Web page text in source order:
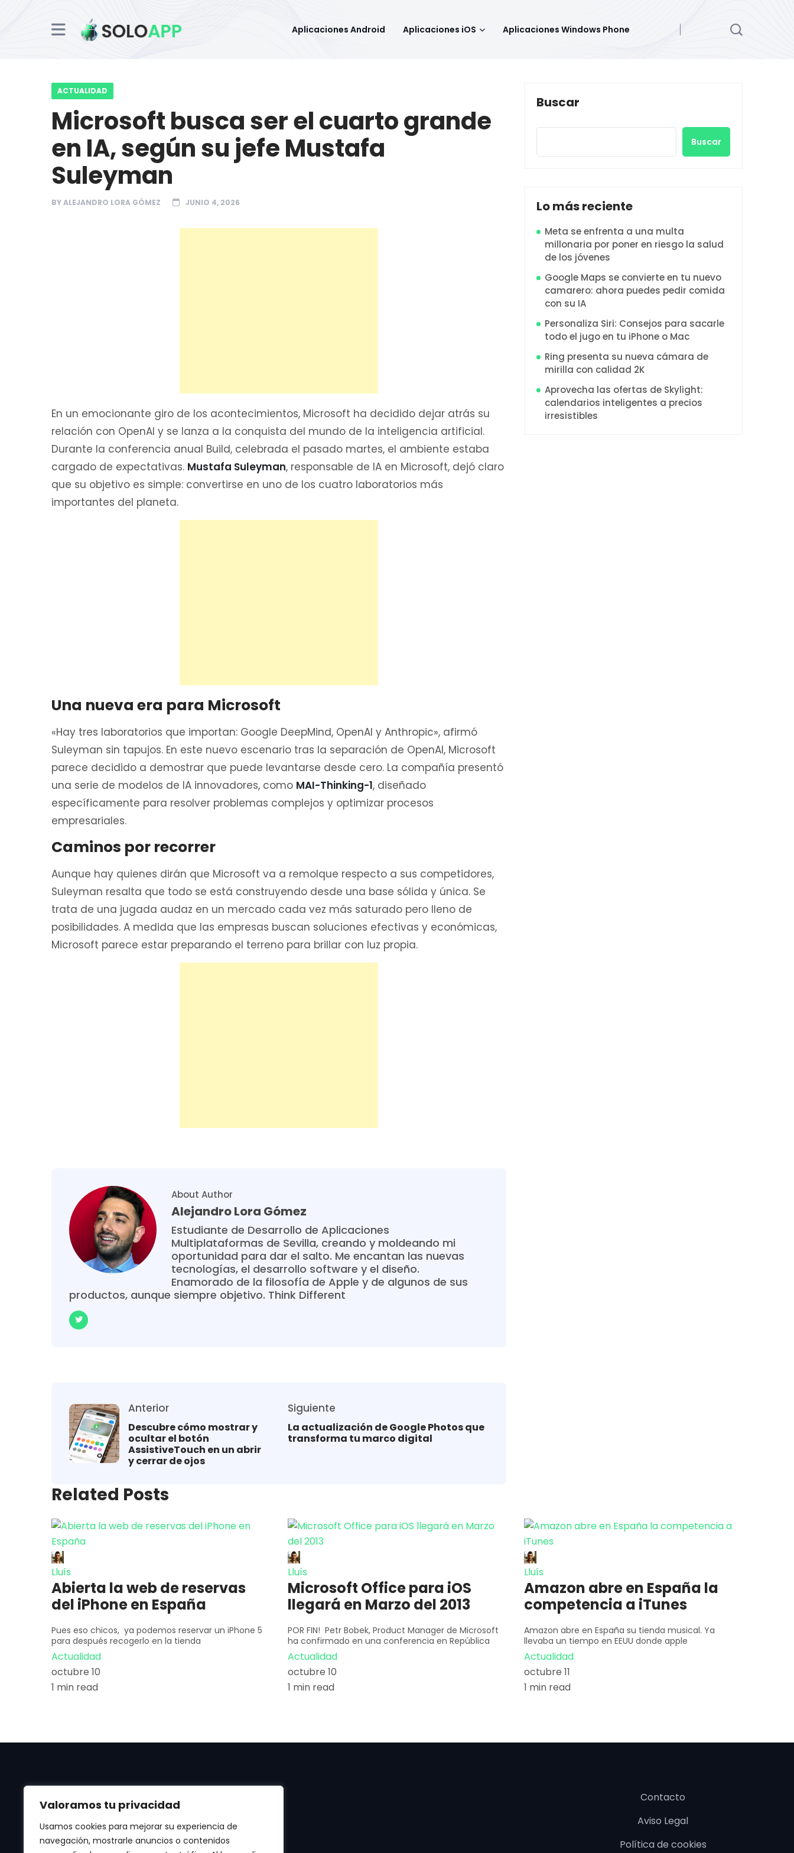
Valoramos tu privacidad
Usamos cookies para mejorar su experiencia de
navegación, mostrarle anuncios o contenidos
Aplicaciones Android Aplicaciones iOS Aplicaciones Windows Phone
ACTUALIDAD
Microsoft busca ser el cuarto grande
en IA, según su jefe Mustafa
Suleyman
BYALEJANDRO LORA GÓMEZ JUNIO 4, 2026
En un emocionante giro de los acontecimientos, Microsoft ha decidido dejar atrás su
relación con OpenAI y se lanza a la conquista del mundo de la inteligencia artificial.
Durante la conferencia anual Build, celebrada el pasado martes, el ambiente estaba
cargado de expectativas. Mustafa Suleyman, responsable de IA en Microsoft, dejó claro
que su objetivo es simple: convertirse en uno de los cuatro laboratorios más
importantes del planeta.
Una nueva era para Microsoft
«Hay tres laboratorios que importan: Google DeepMind, OpenAI y Anthropic», afirmó
Suleyman sin tapujos. En este nuevo escenario tras la separación de OpenAI, Microsoft
parece decidido a demostrar que puede levantarse desde cero. La compañía presentó
una serie de modelos de IA innovadores, como MAI-Thinking-1, diseñado
específicamente para resolver problemas complejos y optimizar procesos
empresariales.
Caminos por recorrer
Aunque hay quienes dirán que Microsoft va a remolque respecto a sus competidores,
Suleyman resalta que todo se está construyendo desde una base sólida y única. Se
trata de una jugada audaz en un mercado cada vez más saturado pero lleno de
posibilidades. A medida que las empresas buscan soluciones efectivas y económicas,
Microsoft parece estar preparando el terreno para brillar con luz propia.
About Author
Alejandro Lora Gómez
Estudiante de Desarrollo de Aplicaciones
Multiplataformas de Sevilla, creando y moldeando mi
oportunidad para dar el salto. Me encantan las nuevas
tecnologías, el desarrollo software y el diseño.
Enamorado de la filosofía de Apple y de algunos de sus
productos, aunque siempre objetivo. Think Different
Anterior
Descubre cómo mostrar y
ocultar el botón
AssistiveTouch en un abrir
y cerrar de ojos
Siguiente
La actualización de Google Photos que
transforma tu marco digital
Buscar
Buscar
Lo más reciente
Meta se enfrenta a una multa
millonaria por poner en riesgo la salud
de los jóvenes
Google Maps se convierte en tu nuevo
camarero: ahora puedes pedir comida
con su IA
Personaliza Siri: Consejos para sacarle
todo el jugo en tu iPhone o Mac
Ring presenta su nueva cámara de
mirilla con calidad 2K
Aprovecha las ofertas de Skylight:
calendarios inteligentes a precios
irresistibles
Related Posts
Lluís
Abierta la web de reservas
del iPhone en España
Pues eso chicos, ya podemos reservar un iPhone 5
para después recogerlo en la tienda
Actualidad
octubre 10
1 min read
Lluís
Microsoft Office para iOS
llegará en Marzo del 2013
POR FIN! Petr Bobek, Product Manager de Microsoft
ha confirmado en una conferencia en República
Actualidad
octubre 10
1 min read
Lluís
Amazon abre en España la
competencia a iTunes
Amazon abre en España su tienda musical. Ya
llevaba un tiempo en EEUU donde apple
Actualidad
octubre 11
1 min read
Contacto
Aviso Legal
Política de cookies